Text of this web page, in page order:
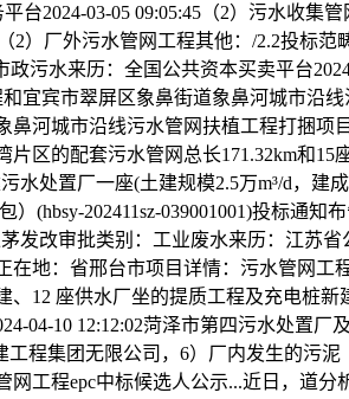
台2024-03-05 09:05:45（2）污水收集
）厂外污水管网工程其他：/2.2投标范
污水来历：全国公共资本买卖平台
宜宾市翠屏区象鼻街道象鼻河城市沿
河城市沿线污水管网扶植工程打捆项
区的配套污水管网总长171.32km和15
处置厂一座(土建规模2.5万m³/d，建
(hbsy-202411sz-039001001)投标通知
发改审批类别：工业废水来历：江苏
在地：省邢台市项目详情：污水管网工
、12 座供水厂坐的提质工程及充电桩新
04-10 12:12:02菏泽市第四污水处置厂
工程集团无限公司，6）厂内发生的污泥
工程epc中标候选人公示...近日，道分